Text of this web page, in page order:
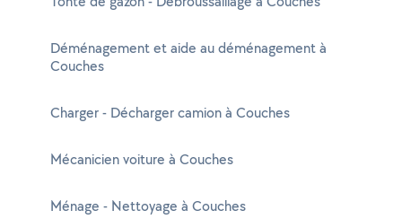
Déménagement et aide au déménagement à
Couches
Charger - Décharger camion à Couches
Mécanicien voiture à Couches
Ménage - Nettoyage à Couches